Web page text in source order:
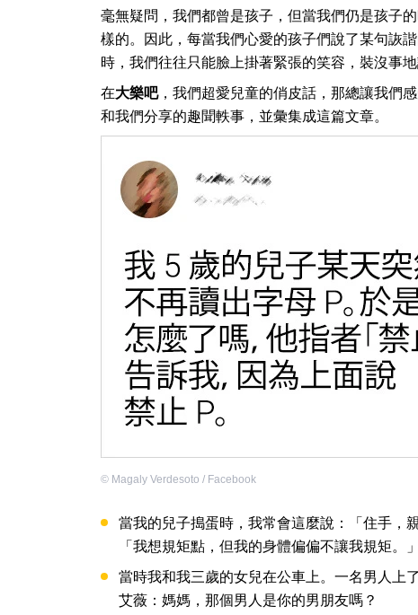
毫無疑問，我們都曾是孩子，但當我們仍是孩子
樣的。因此，每當我們心愛的孩子們說了某句詼
時，我們往往只能臉上掛著緊張的笑容，裝沒事地
在大樂吧，我們超愛兒童的俏皮話，那總讓我們
和我們分享的趣聞軼事，並彙集成這篇文章。
© Magaly Verdesoto / Facebook
當我的兒子搗蛋時，我常會這麼說：「住手，
「我想規矩點，但我的身體偏偏不讓我規矩。」
當時我和我三歲的女兒在公車上。一名男人上
艾薇：媽媽，那個男人是你的男朋友嗎？